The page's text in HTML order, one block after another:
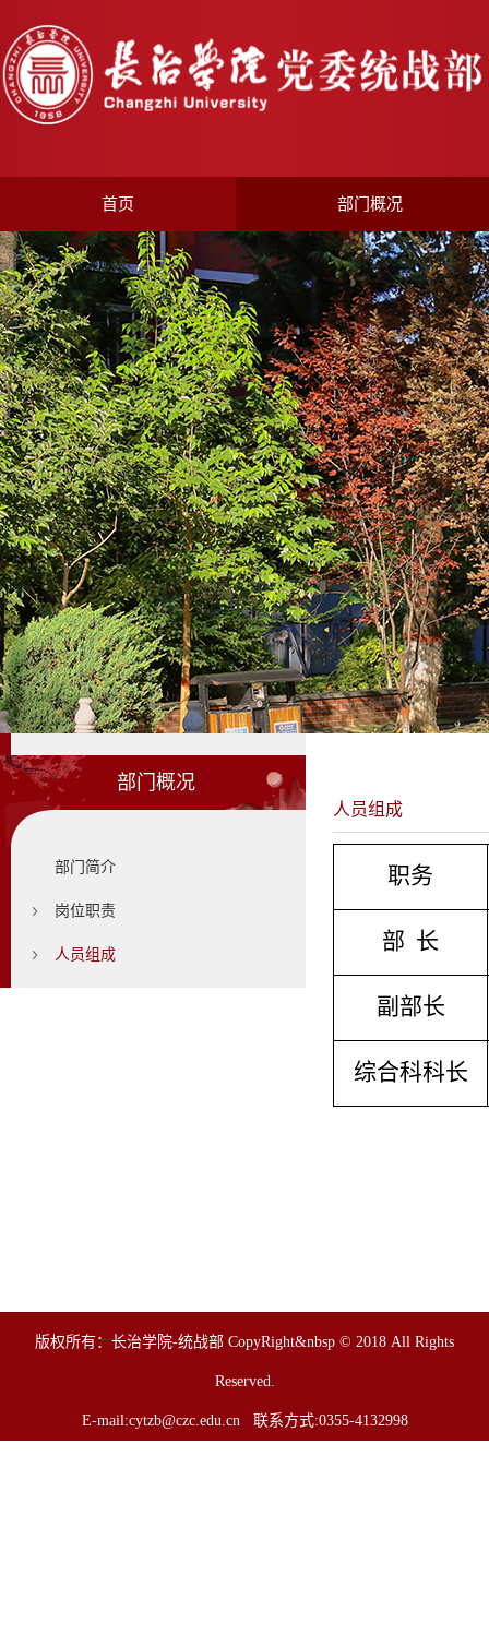
首页 部门概况
部门概况
部门简介
岗位职责
人员组成
人员组成
职务
部  长
副部长
综合科科长
版权所有：长治学院-统战部 CopyRight&nbsp © 2018 All Rights
Reserved.
E-mail:cytzb@czc.edu.cn联系方式:0355-4132998